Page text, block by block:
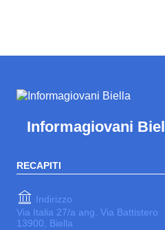
Informagiovani
RECAPITI
Indirizzo
Via Italia 27/a ang. Via Battistero
13900, Biella